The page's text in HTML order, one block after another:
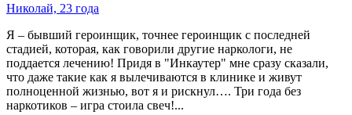
Николай, 23 года
Я – бывший героинщик, точнее героинщик с последней
стадией, которая, как говорили другие наркологи, не
поддается лечению! Придя в "Инкаутер" мне сразу сказали,
что даже такие как я вылечиваются в клинике и живут
полноценной жизнью, вот я и рискнул…. Три года без
наркотиков – игра стоила свеч!...